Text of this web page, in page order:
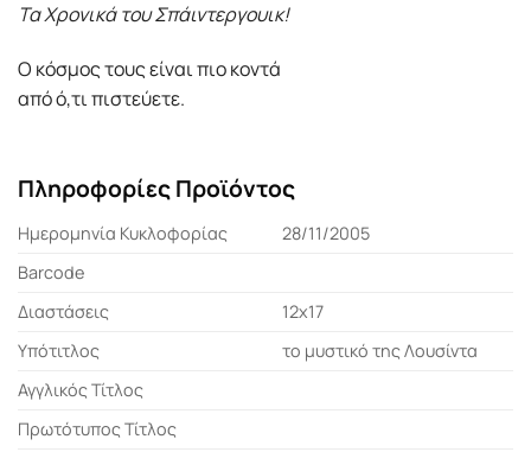
Τα Χρονικά του Σπάιντεργουικ!
Ο κόσμος τους είναι πιο κοντά
από ό,τι πιστεύετε.
Πληροφορίες Προϊόντος
Ημερομηνία Κυκλοφορίας
28/11/2005
Barcode
Διαστάσεις
12χ17
Υπότιτλος
το μυστικό της Λουσίντα
Αγγλικός Τίτλος
Πρωτότυπος Τίτλος